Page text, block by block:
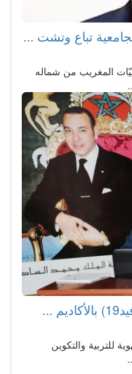
تباع وتشت ...
المغريب من شماله
والتكوين